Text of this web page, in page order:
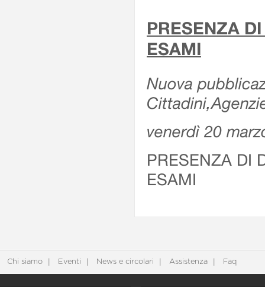
PRESENZA
ESAMI
Nuova
venerdì 20
PRESENZA DI
ESAMI
Chi siamo Eventi News e circolari Assistenza Faq